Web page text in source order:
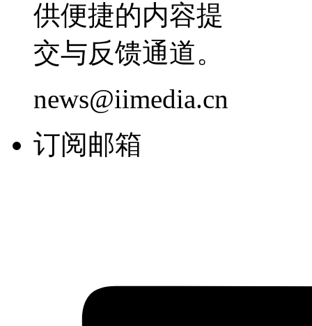
供便捷的内容提
交与反馈通道。
news@iimedia.cn
订阅邮箱